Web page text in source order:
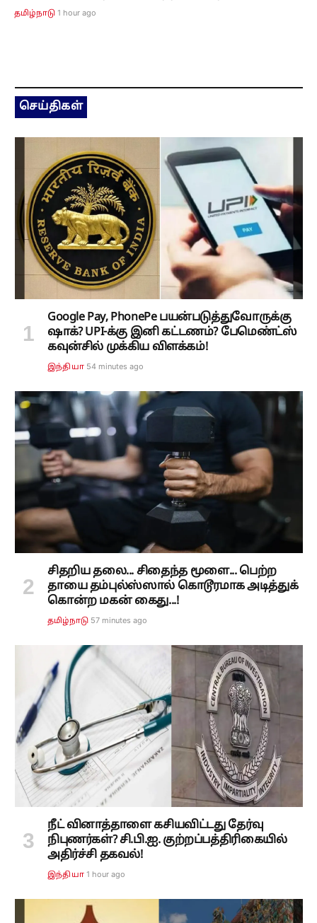
தமிழ்நாடு 1 hour ago
செய்திகள்
Google Pay, PhonePe பயன்படுத்துவோருக்கு
ஷாக்? UPI-க்கு இனி கட்டணம்? பேமெண்ட்ஸ்
கவுன்சில் முக்கிய விளக்கம்!
இந்தியா 54 minutes ago
சிதறிய தலை... சிதைந்த மூளை... பெற்ற
தாயை தம்புல்ஸ்ஸால் கொடூரமாக அடித்துக்
கொன்ற மகன் கைது...!
தமிழ்நாடு 57 minutes ago
நீட் வினாத்தாளை கசியவிட்டது தேர்வு
நிபுணர்கள்? சி.பி.ஐ. குற்றப்பத்திரிகையில்
அதிர்ச்சி தகவல்!
இந்தியா 1 hour ago